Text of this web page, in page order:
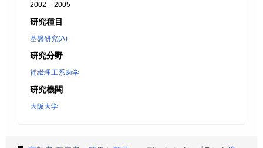
2002 – 2005
研究種目
基盤研究(A)
研究分野
補綴理工系歯学
研究機関
大阪大学